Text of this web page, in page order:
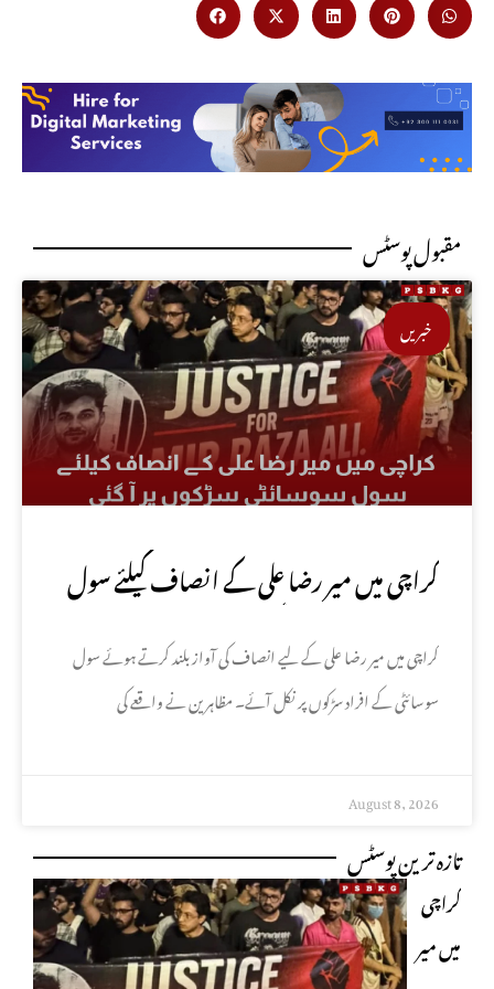
مقبول پوسٹس
خبریں
کراچی میں میر رضا علی کے انصاف کیلئے سول
سوسائٹی سڑکوں پر آ گئی
کراچی میں میر رضا علی کے لیے انصاف کی آواز بلند کرتے ہوئے سول
سوسائٹی کے افراد سڑکوں پر نکل آئے۔ مظاہرین نے واقعے کی
August 8, 2026
تازہ ترین پوسٹس
کراچی
میں میر